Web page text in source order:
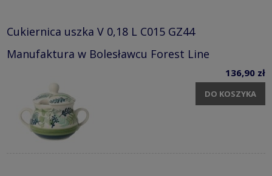
Cukiernica uszka V 0,18 L C015 GZ44
Manufaktura w Bolesławcu Forest Line
136,90 zł
DO KOSZYKA